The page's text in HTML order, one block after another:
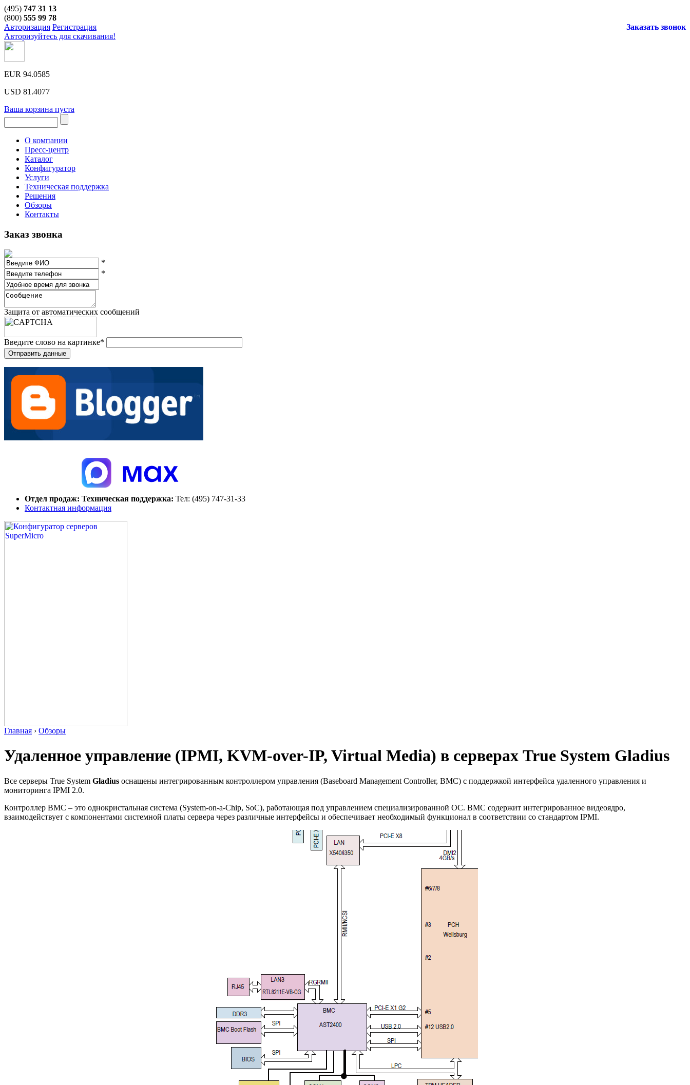
(495) 747 31 13
(800) 555 99 78
Заказать звонок
Авторизация Регистрация
Авторизуйтесь для скачивания!
EUR 94.0585
USD 81.4077
Ваша корзина пуста
О компании
Пресс-центр
Каталог
Конфигуратор
Услуги
Техническая поддержка
Решения
Обзоры
Контакты
Заказ звонка
*
*
Защита от автоматических сообщений
Введите слово на картинке*
Отдел продаж: Техническая поддержка: Тел: (495) 747-31-33
Контактная информация
Главная › Обзоры
Удаленное управление (IPMI, KVM-over-IP, Virtual Media) в серверах True System Gladius
Все серверы True System Gladius оснащены интегрированным контроллером управления (Baseboard Management Controller, BMC) с поддержкой интерфейса удаленного управления и
мониторинга IPMI 2.0.
Контроллер BMC – это однокристальная система (System-on-a-Chip, SoC), работающая под управлением специализированной ОС. BMC содержит интегрированное видеоядро,
взаимодействует с компонентами системной платы сервера через различные интерфейсы и обеспечивает необходимый функционал в соответствии со стандартом IPMI.